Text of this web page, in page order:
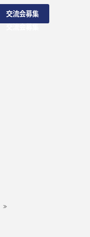
交流会募集
交流会募集
≫